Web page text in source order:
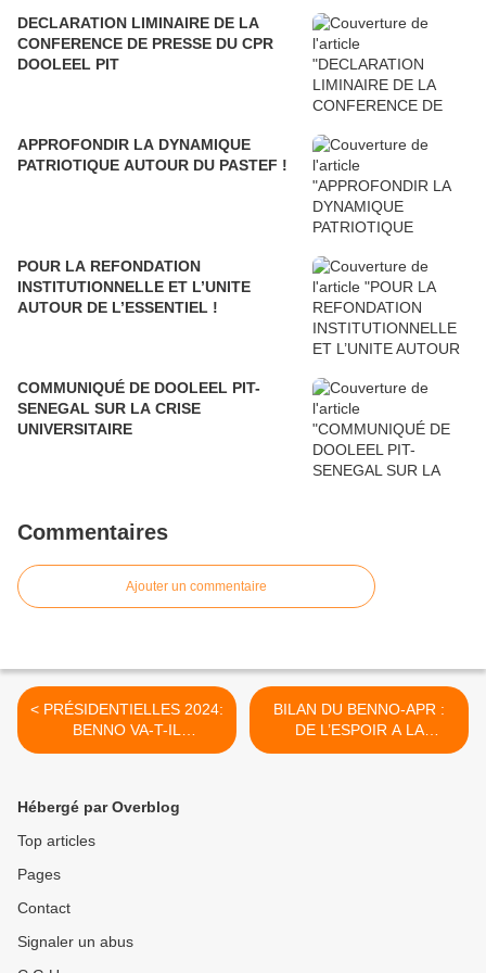
DECLARATION LIMINAIRE DE LA
CONFERENCE DE PRESSE DU CPR
DOOLEEL PIT
APPROFONDIR LA DYNAMIQUE
PATRIOTIQUE AUTOUR DU PASTEF !
POUR LA REFONDATION
INSTITUTIONNELLE ET L’UNITE
AUTOUR DE L’ESSENTIEL !
COMMUNIQUÉ DE DOOLEEL PIT-
SENEGAL SUR LA CRISE
UNIVERSITAIRE
Commentaires
Ajouter un commentaire
< PRÉSIDENTIELLES 2024:
BENNO VA-T-IL
DÉCLARER FORFAIT ?
BILAN DU BENNO-APR :
DE L’ESPOIR A LA
CONSTERNATION >
Hébergé par Overblog
Top articles
Pages
Contact
Signaler un abus